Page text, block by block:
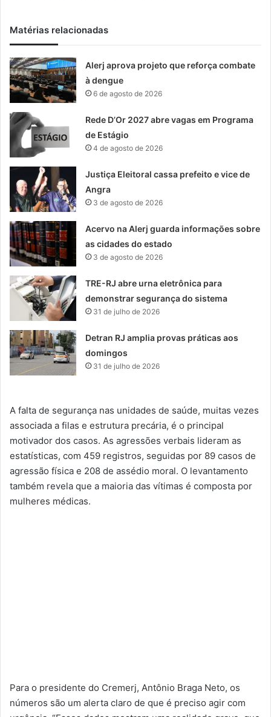
Matérias relacionadas
Alerj aprova projeto que reforça combate
à dengue
6 de agosto de 2026
Rede D’Or 2027 abre vagas em Programa
de Estágio
4 de agosto de 2026
Justiça Eleitoral cassa prefeito e vice de
Angra
3 de agosto de 2026
Acervo na Alerj guarda informações sobre
as cidades do estado
3 de agosto de 2026
TRE-RJ abre urna eletrônica para
demonstrar segurança do sistema
31 de julho de 2026
Detran RJ amplia provas práticas aos
domingos
31 de julho de 2026
A falta de segurança nas unidades de saúde, muitas vezes
associada a filas e estrutura precária, é o principal
motivador dos casos. As agressões verbais lideram as
estatísticas, com 459 registros, seguidas por 89 casos de
agressão física e 208 de assédio moral. O levantamento
também revela que a maioria das vítimas é composta por
mulheres médicas.
Para o presidente do Cremerj, Antônio Braga Neto, os
números são um alerta claro de que é preciso agir com